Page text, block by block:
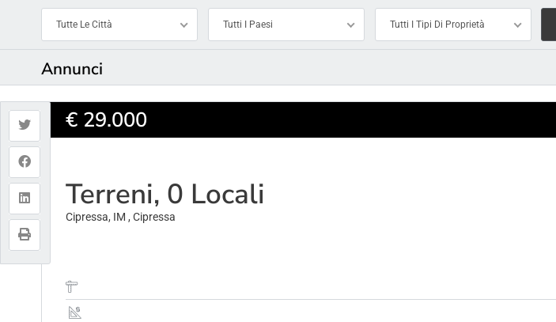
Tutte Le Città Tutti I Paesi Tutti I Tipi Di Proprietà
Annunci
€ 29.000
Terreni, 0 Locali
Cipressa, IM , Cipressa